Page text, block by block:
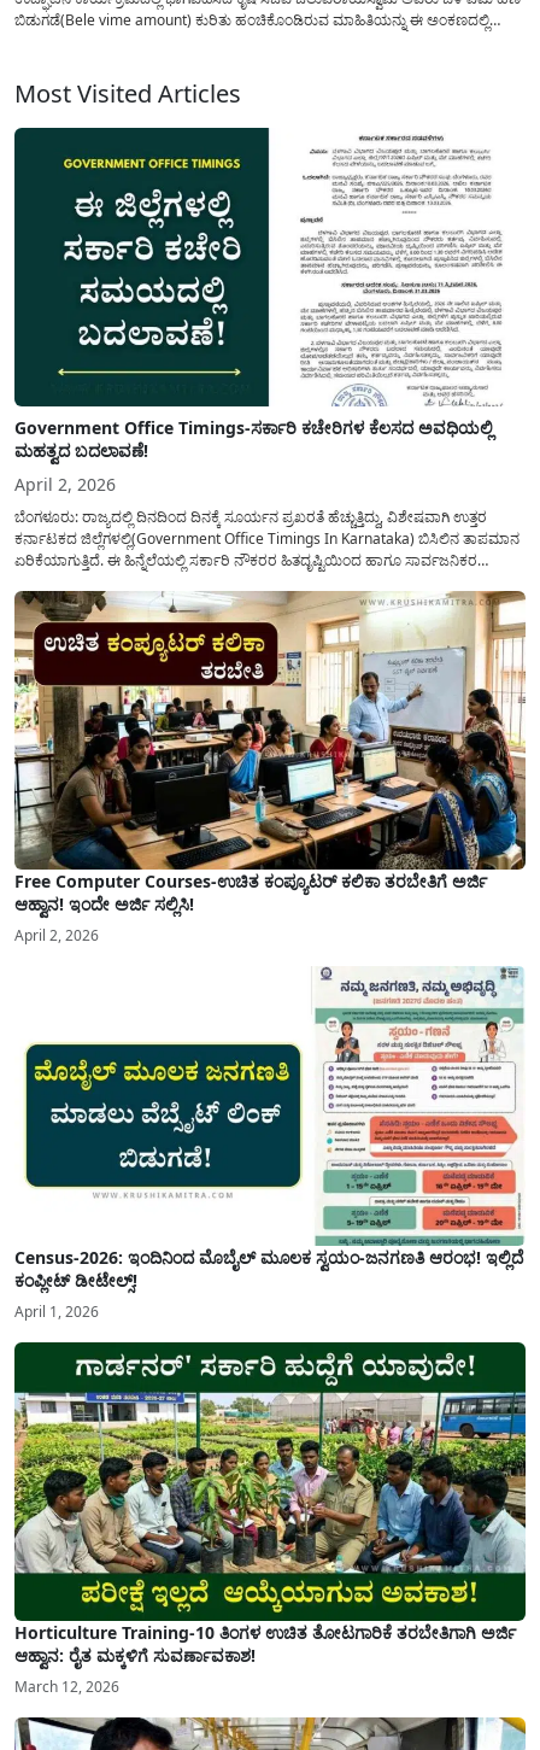
ಬಿಡುಗಡೆ(Bele vime amount) ಕುರಿತು ಹಂಚಿಕೊಂಡಿರುವ ಮಾಹಿತಿಯನ್ನು ಈ ಅಂಕಣದಲ್ಲಿ
Most Visited Articles
Government Office Timings-ಸರ್ಕಾರಿ ಕಚೇರಿಗಳ ಕೆಲಸದ ಅವಧಿಯಲ್ಲಿ
ಮಹತ್ವದ ಬದಲಾವಣೆ!
April 2, 2026
ಬೆಂಗಳೂರು: ರಾಜ್ಯದಲ್ಲಿ ದಿನದಿಂದ ದಿನಕ್ಕೆ ಸೂರ್ಯನ ಪ್ರಖರತೆ ಹೆಚ್ಚುತ್ತಿದ್ದು, ವಿಶೇಷವಾಗಿ ಉತ್ತರ
ಕರ್ನಾಟಕದ ಜಿಲ್ಲೆಗಳಲ್ಲಿ(Government Office Timings In Karnataka) ಬಿಸಿಲಿನ ತಾಪಮಾನ
ಏರಿಕೆಯಾಗುತ್ತಿದೆ. ಈ ಹಿನ್ನೆಲೆಯಲ್ಲಿ ಸರ್ಕಾರಿ ನೌಕರರ ಹಿತದೃಷ್ಟಿಯಿಂದ ಹಾಗೂ ಸಾರ್ವಜನಿಕರ
ಮತ್ತು ಕಲ್ಯಾಣ ಕರ್ನಾಟಕದ ಒಟ್ಟು 9 ಜಿಲ್ಲೆಗಳಲ್ಲಿ ಏಪ್ರಿಲ್...
Free Computer Courses-ಉಚಿತ ಕಂಪ್ಯೂಟರ್ ಕಲಿಕಾ ತರಬೇತಿಗೆ ಅರ್ಜಿ
ಆಹ್ವಾನ! ಇಂದೇ ಅರ್ಜಿ ಸಲ್ಲಿಸಿ!
April 2, 2026
Census-2026: ಇಂದಿನಿಂದ ಮೊಬೈಲ್ ಮೂಲಕ ಸ್ವಯಂ-ಜನಗಣತಿ ಆರಂಭ! ಇಲ್ಲಿದೆ
ಕಂಪ್ಲೀಟ್ ಡೀಟೇಲ್ಸ್!
April 1, 2026
Horticulture Training-10 ತಿಂಗಳ ಉಚಿತ ತೋಟಗಾರಿಕೆ ತರಬೇತಿಗಾಗಿ ಅರ್ಜಿ
ಆಹ್ವಾನ: ರೈತ ಮಕ್ಕಳಿಗೆ ಸುವರ್ಣಾವಕಾಶ!
March 12, 2026